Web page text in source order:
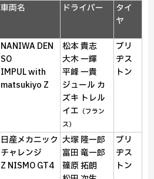
車両名 ドライバー
タイ
ヤ
NANIWA DEN
SO
IMPUL with
matsukiyo Z
松本 貴志
大木 一輝
平峰 一貴
ジュール カ
ズキ トレル
イエ （フラン
ス）
ブリ
ヂス
トン
日産メカニック
チャレンジ
Z NISMO GT4
大塚 隆一郎
富田 竜一郎
篠原 拓朗
ブリ
ヂス
トン